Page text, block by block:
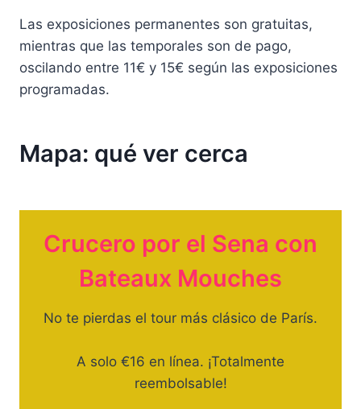
Las exposiciones permanentes son gratuitas,
mientras que las temporales son de pago,
oscilando entre 11€ y 15€ según las exposiciones
programadas.
Mapa: qué ver cerca
Crucero por el Sena con
Bateaux Mouches
No te pierdas el tour más clásico de París.
A solo €16 en línea. ¡Totalmente
reembolsable!